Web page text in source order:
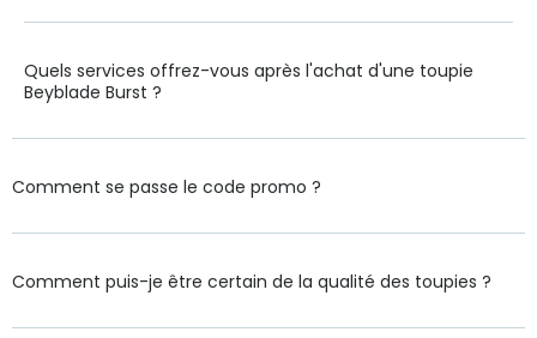
Quels services offrez-vous après l'achat d'une toupie
Beyblade Burst ?
Comment se passe le code promo ?
Comment puis-je être certain de la qualité des toupies ?